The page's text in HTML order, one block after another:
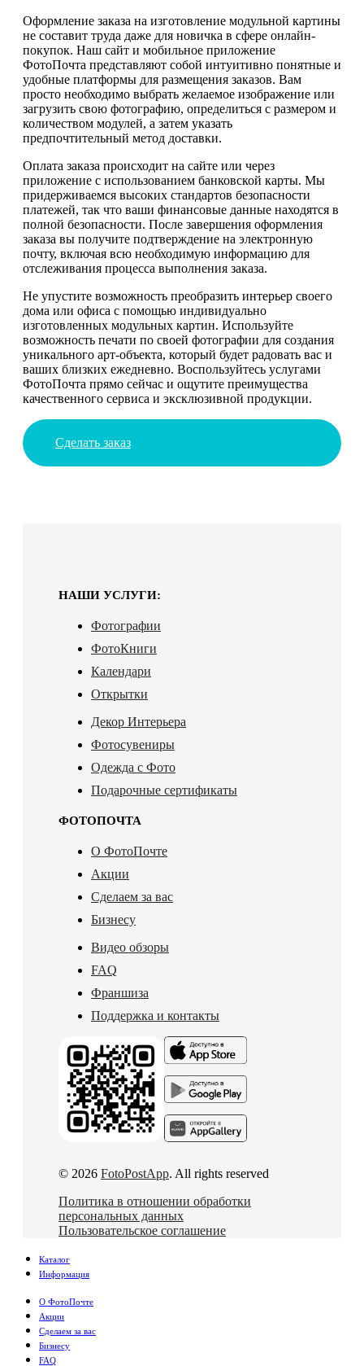
Оформление заказа на изготовление модульной картины
не составит труда даже для новичка в сфере онлайн-
покупок. Наш сайт и мобильное приложение
ФотоПочта представляют собой интуитивно понятные и
удобные платформы для размещения заказов. Вам
просто необходимо выбрать желаемое изображение или
загрузить свою фотографию, определиться с размером и
количеством модулей, а затем указать
предпочтительный метод доставки.
Оплата заказа происходит на сайте или через
приложение с использованием банковской карты. Мы
придерживаемся высоких стандартов безопасности
платежей, так что ваши финансовые данные находятся в
полной безопасности. После завершения оформления
заказа вы получите подтверждение на электронную
почту, включая всю необходимую информацию для
отслеживания процесса выполнения заказа.
Не упустите возможность преобразить интерьер своего
дома или офиса с помощью индивидуально
изготовленных модульных картин. Используйте
возможность печати по своей фотографии для создания
уникального арт-объекта, который будет радовать вас и
ваших близких ежедневно. Воспользуйтесь услугами
ФотоПочта прямо сейчас и ощутите преимущества
качественного сервиса и эксклюзивной продукции.
Сделать заказ
НАШИ УСЛУГИ:
Фотографии
ФотоКниги
Календари
Открытки
Декор Интерьера
Фотосувениры
Одежда с Фото
Подарочные сертификаты
ФОТОПОЧТА
О ФотоПочте
Акции
Сделаем за вас
Бизнесу
Видео обзоры
FAQ
Франшиза
Поддержка и контакты
© 2026 FotoPostApp. All rights reserved
Политика в отношении обработки
персональных данных
Пользовательское соглашение
Каталог
Информация
О ФотоПочте
Акции
Сделаем за вас
Бизнесу
FAQ